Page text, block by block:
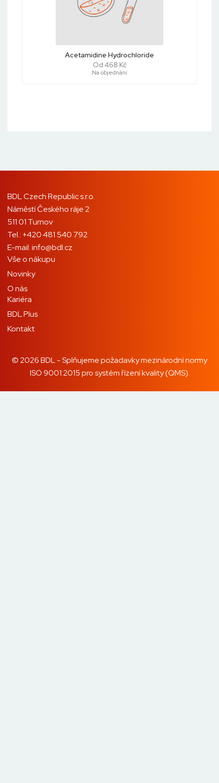
Acetamidine Hydrochloride
Od 468 Kč
Na objednání
BDL Czech Republic s.r.o.
Náměstí Českého ráje 2
511 01 Turnov
Tel.: +420 481 540 792
E-mail:info@bdl.cz
Vše o nákupu
Novinky
O nás
Kariéra
BDL Plus
Kontakt
© 2026 BDL - Splňujeme požadavky mezinárodní normy
ISO 9001:2015 pro systém řízení kvality (QMS).